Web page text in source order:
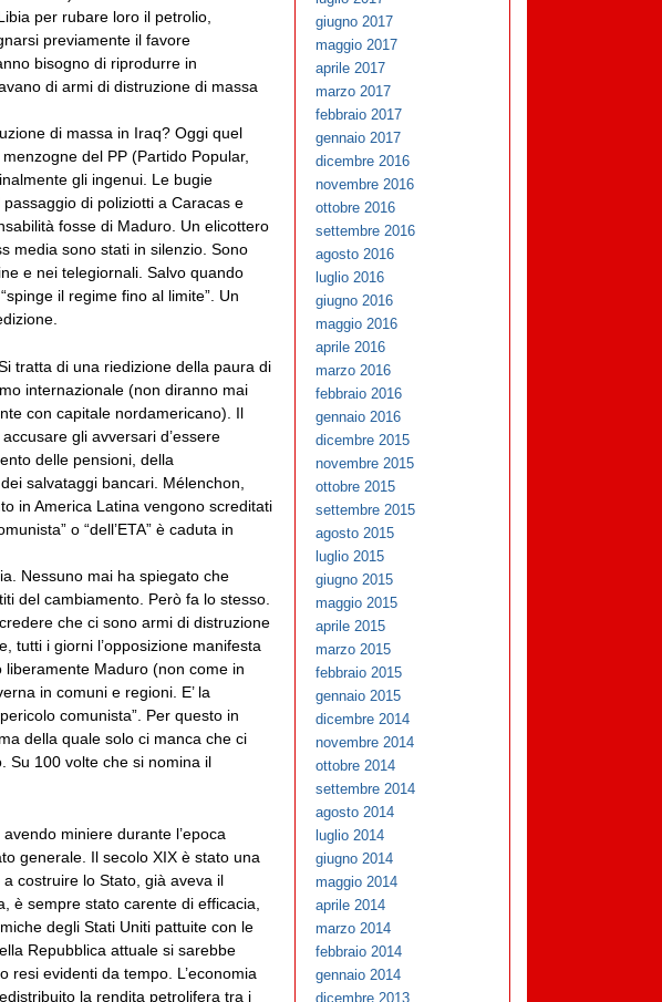
per rubare loro il petrolio,
previamente il favore
bisogno di riprodurre in
di armi di distruzione di massa
di massa in Iraq? Oggi quel
del PP (Partido Popular,
gli ingenui. Le bugie
di poliziotti a Caracas e
fosse di Maduro. Un elicottero
media sono stati in silenzio. Sono
e nei telegiornali. Salvo quando
il regime fino al limite”. Un
tratta di una riedizione della paura di
internazionale (non diranno mai
con capitale nordamericano). Il
gli avversari d’essere
delle pensioni, della
salvataggi bancari. Mélenchon,
in America Latina vengono screditati
o “dell’ETA” è caduta in
Nessuno mai ha spiegato che
del cambiamento. Però fa lo stesso.
che ci sono armi di distruzione
tutti i giorni l’opposizione manifesta
Maduro (non come in
in comuni e regioni. E’ la
comunista”. Per questo in
della quale solo ci manca che ci
Su 100 volte che si nomina il
miniere durante l’epoca
generale. Il secolo XIX è stato una
costruire lo Stato, già aveva il
è sempre stato carente di efficacia,
degli Stati Uniti pattuite con le
Repubblica attuale si sarebbe
resi evidenti da tempo. L’economia
la rendita petrolifera tra i
giugno 2017
maggio 2017
aprile 2017
marzo 2017
febbraio 2017
gennaio 2017
dicembre 2016
novembre 2016
ottobre 2016
settembre 2016
agosto 2016
luglio 2016
giugno 2016
maggio 2016
aprile 2016
marzo 2016
febbraio 2016
gennaio 2016
dicembre 2015
novembre 2015
ottobre 2015
settembre 2015
agosto 2015
luglio 2015
giugno 2015
maggio 2015
aprile 2015
marzo 2015
febbraio 2015
gennaio 2015
dicembre 2014
novembre 2014
ottobre 2014
settembre 2014
agosto 2014
luglio 2014
giugno 2014
maggio 2014
aprile 2014
marzo 2014
febbraio 2014
gennaio 2014
dicembre 2013